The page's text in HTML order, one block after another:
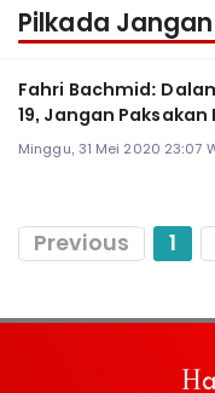
Pilkada
Fahri Bachmid:
19, Jangan Paksakan
Minggu, 31 Mei 2020 23:07
Previous 1